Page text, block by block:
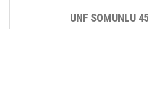
UNF SOMUNLU